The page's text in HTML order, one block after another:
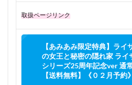
取扱ページリンク
【あみあみ限定特典】ライ
の女王と秘密の隠れ家 ライ
シリーズ25周年記念ver 通
【送料無料】《０２月予約》